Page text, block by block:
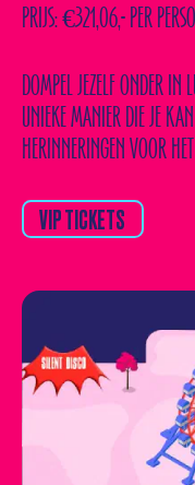
PRIJS:€321,06,- PER
DOMPEL JEZELF ONDER IN
UNIEKE MANIER DIE JE
HERINNERINGEN VOOR
VIP TICKETS